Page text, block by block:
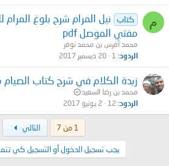
م كتاب
نيل المرام شرح بلوغ
مفتي الموصل pdf
محمد أفرس بن محمد نوفر
الردود 1 20 ديسمبر 2017
زبدة الكلام في شرح كتاب
محمد بن رضا السعيد
الردود 12 2 يونيو 2017
1 من 7 التالي
يجب تسجيل الدخول أو التسجيل كي